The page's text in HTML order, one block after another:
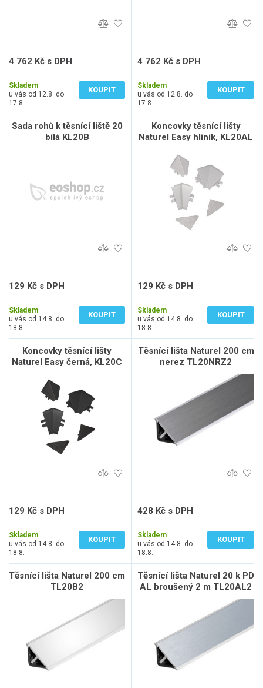
4 762 Kč s DPH
Skladem
u vás od 12.8. do
17.8.
KOUPIT
4 762 Kč s DPH
Skladem
u vás od 12.8. do
17.8.
KOUPIT
Sada rohů k těsnící liště 20
bílá KL20B
129 Kč s DPH
Skladem
u vás od 14.8. do
18.8.
KOUPIT
Koncovky těsnící lišty
Naturel Easy hliník, KL20AL
129 Kč s DPH
Skladem
u vás od 14.8. do
18.8.
KOUPIT
Koncovky těsnící lišty
Naturel Easy černá, KL20C
129 Kč s DPH
Skladem
u vás od 14.8. do
18.8.
KOUPIT
Těsnící lišta Naturel 200 cm
nerez TL20NRZ2
428 Kč s DPH
Skladem
u vás od 14.8. do
18.8.
KOUPIT
Těsnící lišta Naturel 200 cm
TL20B2
Těsnící lišta Naturel 20 k PD
AL broušený 2 m TL20AL2